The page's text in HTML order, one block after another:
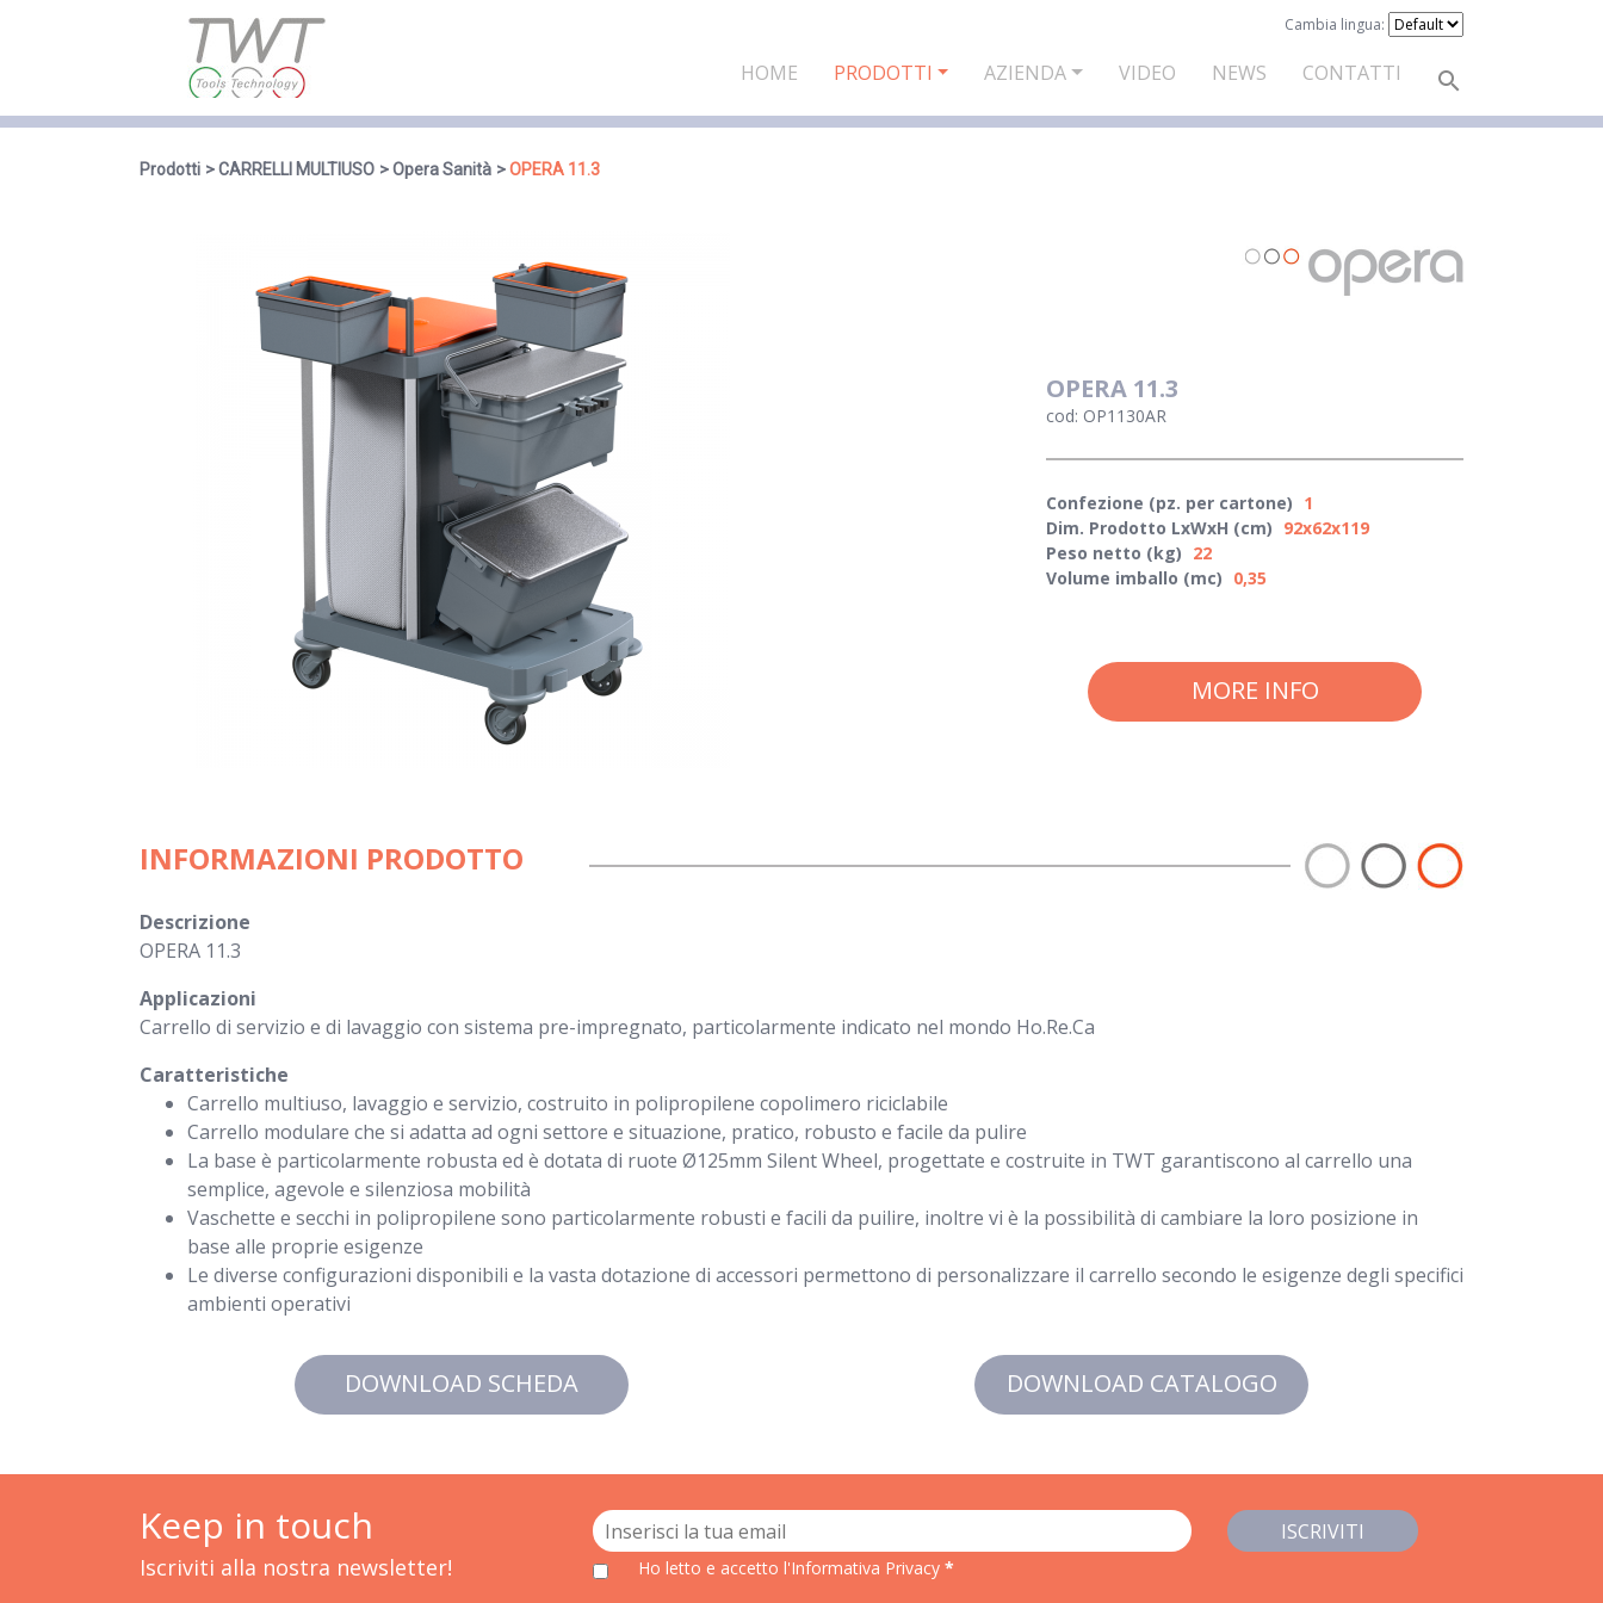
Cambia lingua:
HOME PRODOTTI AZIENDA VIDEO NEWS CONTATTI
Prodotti CARRELLI MULTIUSO Opera Sanità OPERA 11.3
OPERA 11.3
cod: OP1130AR
Confezione (pz. per cartone) 1
Dim. Prodotto LxWxH (cm) 92x62x119
Peso netto (kg) 22
Volume imballo (mc) 0,35
MORE INFO
INFORMAZIONI PRODOTTO
Descrizione
OPERA 11.3
Applicazioni
Carrello di servizio e di lavaggio con sistema pre-impregnato, particolarmente indicato nel mondo Ho.Re.Ca
Caratteristiche
Carrello multiuso, lavaggio e servizio, costruito in polipropilene copolimero riciclabile
Carrello modulare che si adatta ad ogni settore e situazione, pratico, robusto e facile da pulire
La base è particolarmente robusta ed è dotata di ruote Ø125mm Silent Wheel, progettate e costruite in TWT garantiscono al carrello una
semplice, agevole e silenziosa mobilità
Vaschette e secchi in polipropilene sono particolarmente robusti e facili da puilire, inoltre vi è la possibilità di cambiare la loro posizione in
base alle proprie esigenze
Le diverse configurazioni disponibili e la vasta dotazione di accessori permettono di personalizzare il carrello secondo le esigenze degli specifici
ambienti operativi
DOWNLOAD SCHEDA DOWNLOAD CATALOGO
Keep in touch
Iscriviti alla nostra newsletter!
ISCRIVITI
Ho letto e accetto l'Informativa Privacy *